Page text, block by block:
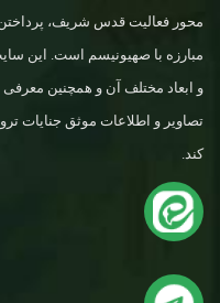
محور فعالیت قدس شریف،
مبارزه با صهیونیسم است. این
و ابعاد مختلف آن و همچنین معرفی
تصاویر و اطلاعات موثق جنایات
کند.